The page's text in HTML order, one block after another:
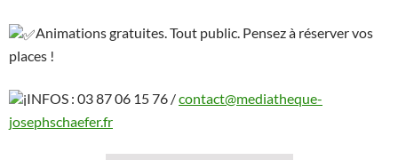
Animations gratuites. Tout public. Pensez à réserver vos
places !
INFOS : 03 87 06 15 76 /contact@mediatheque-
josephschaefer.fr